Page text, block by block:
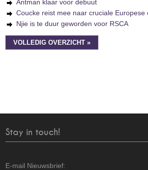
Antman klaar voor debuut
Coucke reist mee naar cruciale Europese
Njie is te duur geworden voor RSCA
VOLLEDIG OVERZICHT »
Stay in touch!
E-mail Nieuwsbrief: